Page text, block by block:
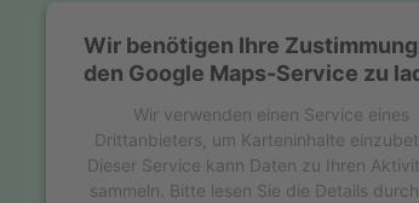
Wir benötigen Ihre
den Google Maps-Service zu
Wir verwenden einen Service eines
Drittanbieters, um Karteninhalte
Dieser Service kann Daten zu Ihren
sammeln. Bitte lesen Sie die Details